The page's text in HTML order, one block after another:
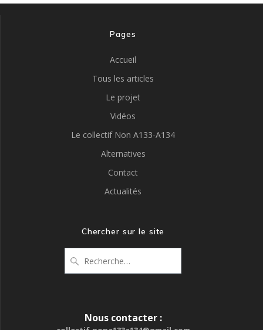
Pages
Accueil
Tous les articles
Le projet
Vidéos
Le collectif Non A133-A134
Alternatives
Contact
Actualités
Chercher sur le site
pour
Nous contacter :